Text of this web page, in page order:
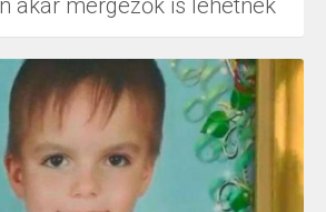
akár mérgezők is lehetnek